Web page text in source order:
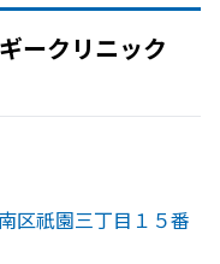
ークリニック
区祇園三丁目１５番